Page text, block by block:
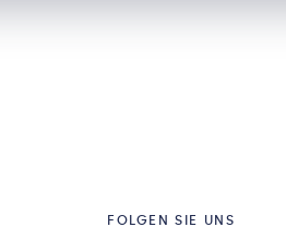
FOLGEN SIE UNS